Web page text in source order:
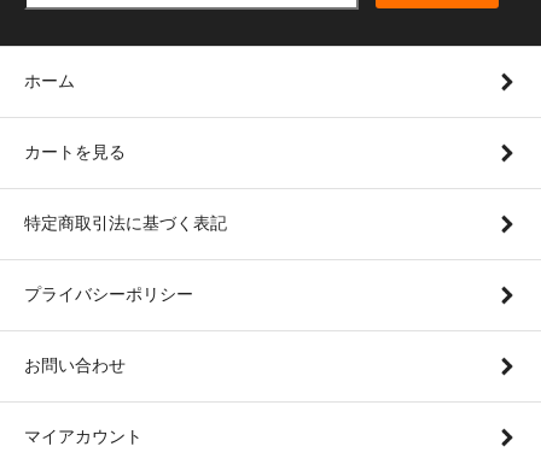
ホーム
カートを見る
特定商取引法に基づく表記
プライバシーポリシー
お問い合わせ
マイアカウント